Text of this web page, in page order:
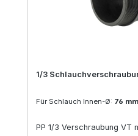
1/3
Für Schlauch Innen-Ø: 76 mm
PP 1/3 Verschraubung VT